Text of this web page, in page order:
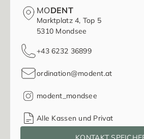
MODENT
Marktplatz 4, Top 5
5310 Mondsee
+43 6232 36899
ordination@modent.at
modent_mondsee
Alle Kassen und Privat